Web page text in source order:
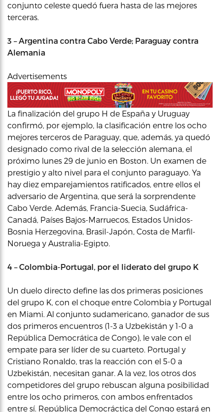
conjunto celeste quedó fuera hasta de las mejores
terceras.
3 – Argentina contra Cabo Verde; Paraguay contra
Alemania
Advertisements
La finalización del grupo H de España y Uruguay
confirmó, por ejemplo, la clasificación entre los ocho
mejores terceros de Paraguay, que, además, ya quedó
designado como rival de la selección alemana, el
próximo lunes 29 de junio en Boston. Un examen de
prestigio y alto nivel para el conjunto paraguayo. Ya
hay diez emparejamientos ratificados, entre ellos el
adversario de Argentina, que será la sorprendente
Cabo Verde. Además, Francia-Suecia, Sudáfrica-
Canadá, Países Bajos-Marruecos, Estados Unidos-
Bosnia Herzegovina, Brasil-Japón, Costa de Marfil-
Noruega y Australia-Egipto.
4 – Colombia-Portugal, por el liderato del grupo K
Un duelo directo define las dos primeras posiciones
del grupo K, con el choque entre Colombia y Portugal
en Miami. Al conjunto sudamericano, ganador de sus
dos primeros encuentros (1-3 a Uzbekistán y 1-0 a
República Democrática de Congo), le vale con el
empate para ser líder de su cuarteto. Portugal y
Cristiano Ronaldo, tras la reacción con el 5-0 a
Uzbekistán, necesitan ganar. A la vez, los otros dos
competidores del grupo rebuscan alguna posibilidad
entre los ocho primeros, con ambos enfrentados
entre sí. República Democráctica del Congo estará en